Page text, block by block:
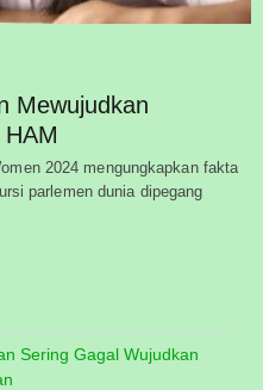
Mewujudkan
2024 mengungkapkan fakta
parlemen dunia dipegang
Sering Gagal Wujudkan